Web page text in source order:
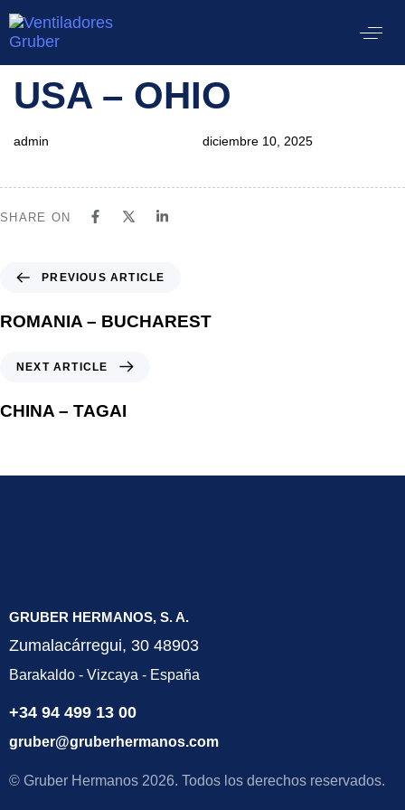
IN:
USA – OHIO
admin
on:
diciembre 10, 2025
SHARE ON
PREVIOUS ARTICLE
ROMANIA – BUCHAREST
NEXT ARTICLE
CHINA – TAGAI
GRUBER HERMANOS, S. A.
Zumalacárregui, 30 48903
Barakaldo - Vizcaya - España
+34 94 499 13 00
gruber@gruberhermanos.com
© Gruber Hermanos 2026. Todos los derechos reservados.